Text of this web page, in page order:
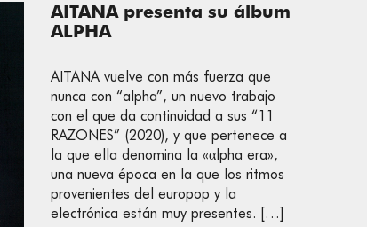
AITANA presenta su álbum
ALPHA
AITANA vuelve con más fuerza que
nunca con “alpha”, un nuevo trabajo
con el que da continuidad a sus “11
RAZONES” (2020), y que pertenece a
la que ella denomina la «αlpha era»,
una nueva época en la que los ritmos
provenientes del europop y la
electrónica están muy presentes. […]